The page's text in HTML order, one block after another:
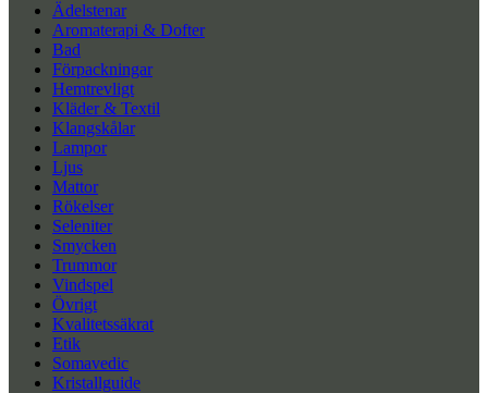
Ädelstenar
Aromaterapi & Dofter
Bad
Förpackningar
Hemtrevligt
Kläder & Textil
Klangskålar
Lampor
Ljus
Mattor
Rökelser
Seleniter
Smycken
Trummor
Vindspel
Övrigt
Kvalitetssäkrat
Etik
Somavedic
Kristallguide